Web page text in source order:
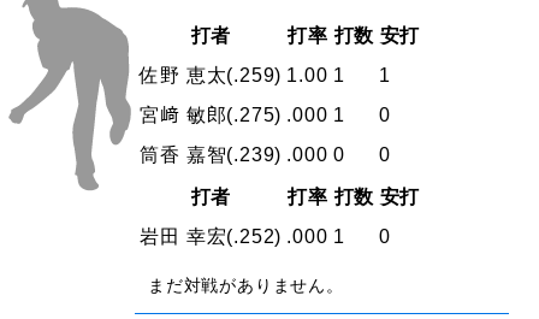
打者 打率 打数 安打
佐野 恵太(.259) 1.00 1
1
宮﨑 敏郎(.275) .000 1
0
筒香 嘉智(.239) .000 0 0
打者 打率 打数 安打
岩田 幸宏(.252) .000 1 0
まだ対戦がありません。